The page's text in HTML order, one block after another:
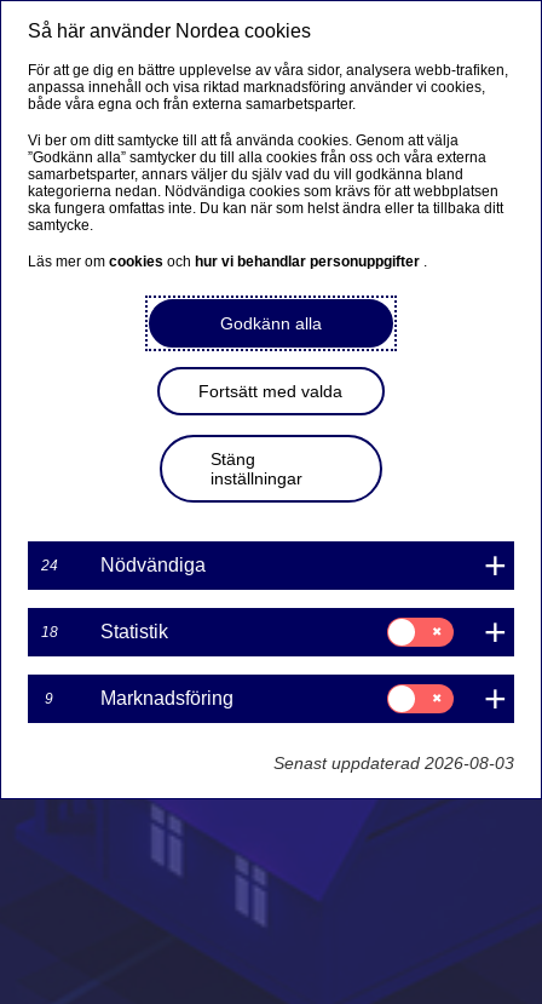
Så här använder Nordea cookies
För att ge dig en bättre upplevelse av våra sidor, analysera webb-trafiken,
anpassa innehåll och visa riktad marknadsföring använder vi cookies,
både våra egna och från externa samarbetsparter.
Vi ber om ditt samtycke till att få använda cookies. Genom att välja
”Godkänn alla” samtycker du till alla cookies från oss och våra externa
samarbetsparter, annars väljer du själv vad du vill godkänna bland
kategorierna nedan. Nödvändiga cookies som krävs för att webbplatsen
ska fungera omfattas inte. Du kan när som helst ändra eller ta tillbaka ditt
samtycke.
Läs mer omcookiesoch hur vi behandlar personuppgifter .
Godkänn alla
Fortsätt med valda
Stäng
inställningar
24 Nödvändiga
18 Statistik
Samtycke
för:
Statistik
9 Marknadsföring
Samtycke
för:
Marknadsföring
Senast uppdaterad 2026-08-03